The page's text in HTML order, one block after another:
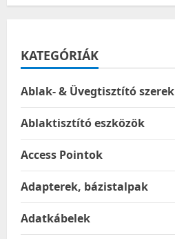
KATEGÓRIÁK
Ablak- & Üvegtisztító szerek
Ablaktisztító eszközök
Access Pointok
Adapterek, bázistalpak
Adatkábelek